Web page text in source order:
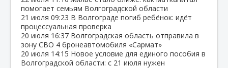
помогает семьям Волгоградской области
21 июля 09:23 В Волгограде погиб ребёнок: идёт
процессуальная проверка
20 июля 16:37 Волгоградская область отправила в
зону СВО 4 бронеавтомобиля «Сармат»
20 июля 14:15 Новое условие для единого пособия в
Волгоградской области: с 21 июля нужен